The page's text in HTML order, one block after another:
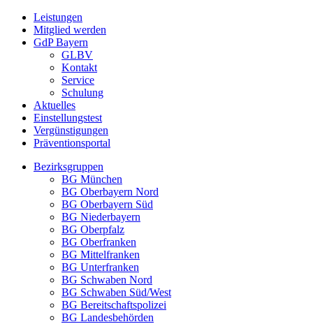
Leistungen
Mitglied werden
GdP Bayern
GLBV
Kontakt
Service
Schulung
Aktuelles
Einstellungstest
Vergünstigungen
Präventionsportal
Bezirksgruppen
BG München
BG Oberbayern Nord
BG Oberbayern Süd
BG Niederbayern
BG Oberpfalz
BG Oberfranken
BG Mittelfranken
BG Unterfranken
BG Schwaben Nord
BG Schwaben Süd/West
BG Bereitschaftspolizei
BG Landesbehörden